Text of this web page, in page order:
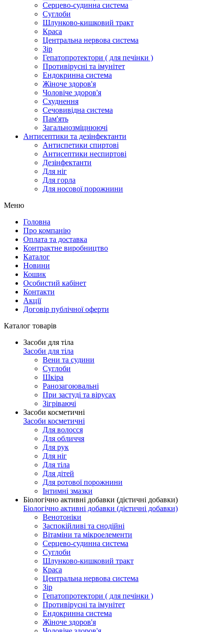
Серцево-судинна система
Суглоби
Шлунково-кишковий тракт
Краса
Центральна нервова система
Зір
Гепатопротектори ( для печінки )
Противірусні та імунітет
Ендокринна система
Жіноче здоров'я
Чоловіче здоров'я
Схуднення
Сечовивідна система
Пам'ять
Загальнозміцнюючі
Антисептики та дезінфектанти
Антиспетики спиртові
Антисептики неспиртові
Дезінфектанти
Для ніг
Для горла
Для носової порожнини
Меню
Головна
Про компанію
Оплата та доставка
Контрактне виробництво
Каталог
Новини
Кошик
Особистий кабінет
Контакти
Акції
Договір публічної оферти
Каталог товарів
Засоби для тіла
Засоби для тіла
Вени та судини
Суглоби
Шкіра
Ранозагоювальні
При застуді та вірусах
Зігріваючі
Засоби косметичні
Засоби косметичні
Для волосся
Для обличчя
Для рук
Для ніг
Для тіла
Для дітей
Для ротової порожнини
Інтимні змазки
Біологічно активні добавки (дієтичні добавки)
Біологічно активні добавки (дієтичні добавки)
Венотоніки
Заспокійливі та снодійні
Вітаміни та мікроелементи
Серцево-судинна система
Суглоби
Шлунково-кишковий тракт
Краса
Центральна нервова система
Зір
Гепатопротектори ( для печінки )
Противірусні та імунітет
Ендокринна система
Жіноче здоров'я